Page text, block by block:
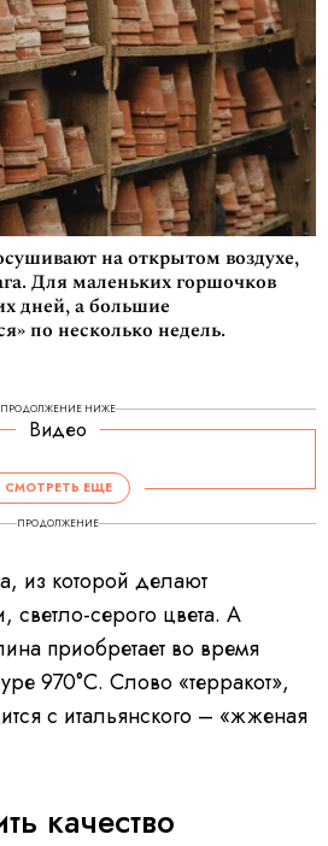
на открытом воздухе,
Для маленьких горшочков
дней, а большие
по несколько недель.
ПРОДОЛЖЕНИЕ НИЖЕ
Видео
СМОТРЕТЬ ЕЩЕ
ПРОДОЛЖЕНИЕ
из которой делают
светло-серого цвета. А
приобретает во время
970°C. Слово «терракот»,
с итальянского – «жженая
качество